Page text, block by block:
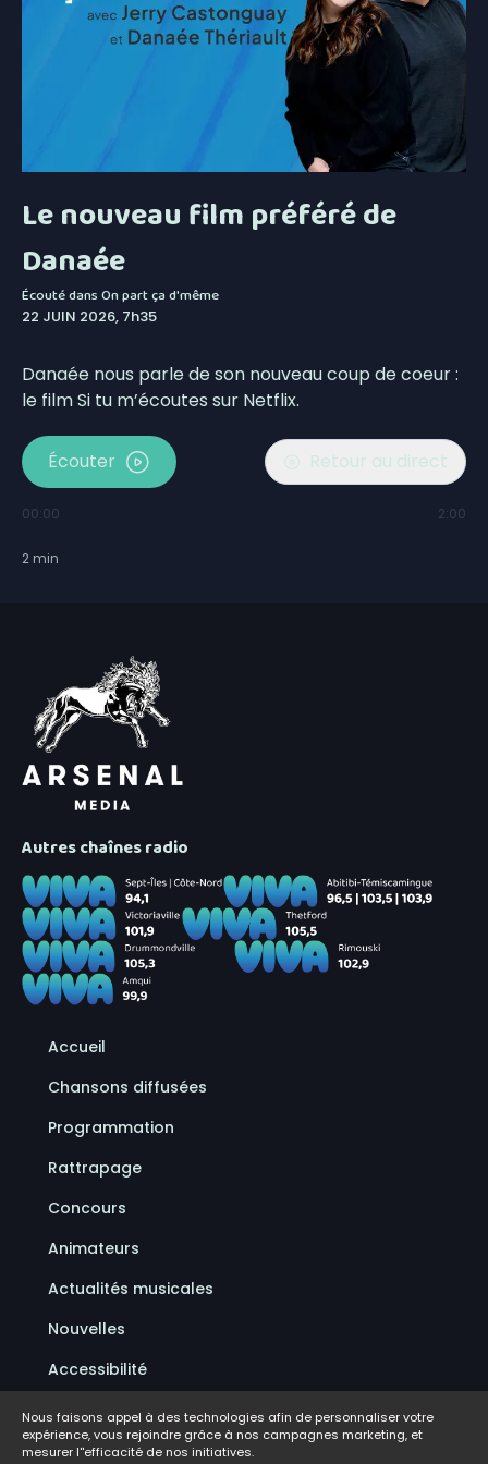
Le nouveau film préféré de
Danaée
Écouté dansOn part ça d'même
22 JUIN 2026, 7h35
Danaée nous parle de son nouveau coup de coeur :
le film Si tu m’écoutes sur Netflix.
Écouter Retour au direct
00:00 2:00
2 min
Autres chaînes radio
Accueil
Chansons diffusées
Programmation
Rattrapage
Concours
Animateurs
Actualités musicales
Nouvelles
Accessibilité
Politique de confidentialité
Conditions d'utilisation
Nous faisons appel à des technologies afin de personnaliser votre
expérience, vous rejoindre grâce à nos campagnes marketing, et
mesurer l''efficacité de nos initiatives.